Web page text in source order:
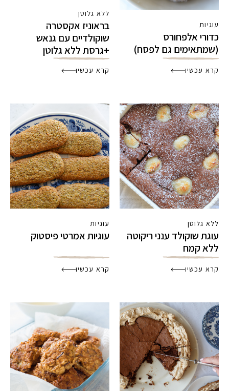
עוגיות
כדורי אלפחורס
(שמתאימים גם לפסח)
קרא עכשיו
ללא גלוטן
בראוניז אקסטרה
שוקולדיים עם גנאש
+גרסת ללא גלוטן
קרא עכשיו
ללא גלוטן
עוגת שוקולד ענני ריקוטה
ללא קמח
קרא עכשיו
עוגיות
עוגיות אמרטי פיסטוק
קרא עכשיו